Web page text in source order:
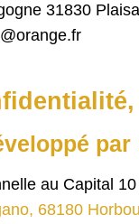
31830
par
au Capital
68180